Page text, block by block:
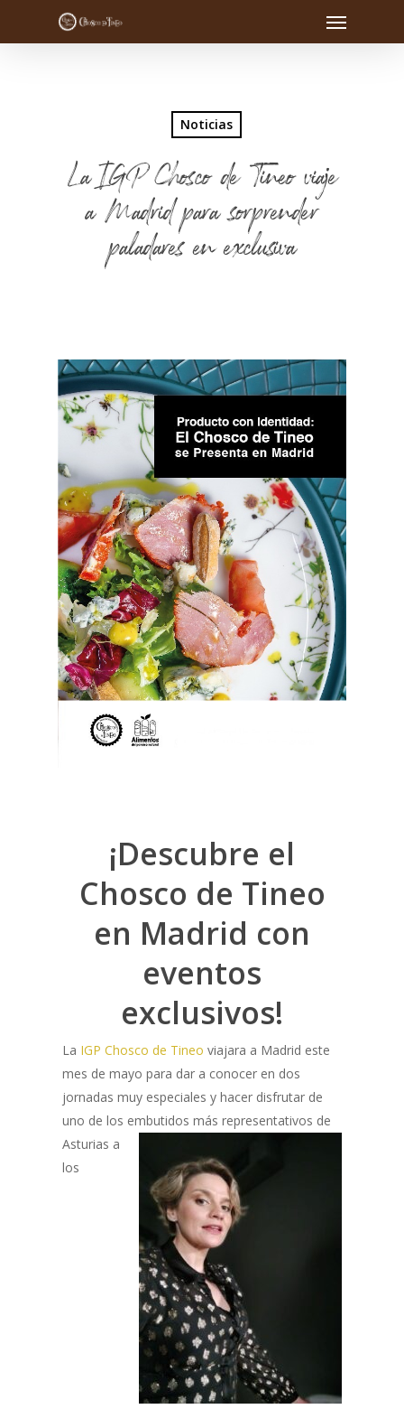
Noticias
La IGP Chosco de Tineo viaje
a Madrid para sorprender
paladares en exclusiva
¡Descubre el
Chosco de Tineo
en Madrid con
eventos
exclusivos!
La IGP Chosco de Tineo viajara a Madrid este
mes de mayo para dar a conocer en dos
jornadas muy especiales y hacer disfrutar de
uno de los embutidos más representativos de
Asturias a
los